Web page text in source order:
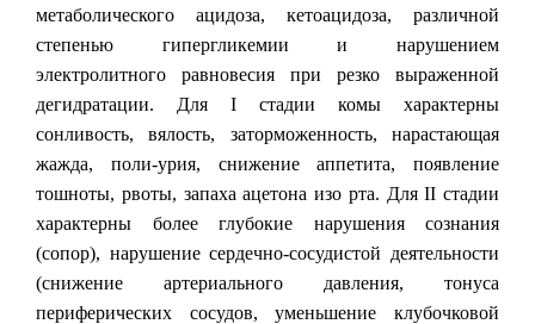
метаболического ацидоза, кетоацидоза, различной
степенью гипергликемии и нарушением
электролитного равновесия при резко выраженной
дегидратации. Для I стадии комы характерны
сонливость, вялость, заторможенность, нарастающая
жажда, поли-урия, снижение аппетита, появление
тошноты, рвоты, запаха ацетона изо рта. Для II стадии
характерны более глубокие нарушения сознания
(сопор), нарушение сердечно-сосудистой деятельности
(снижение артериального давления, тонуса
периферических сосудов, уменьшение клубочковой